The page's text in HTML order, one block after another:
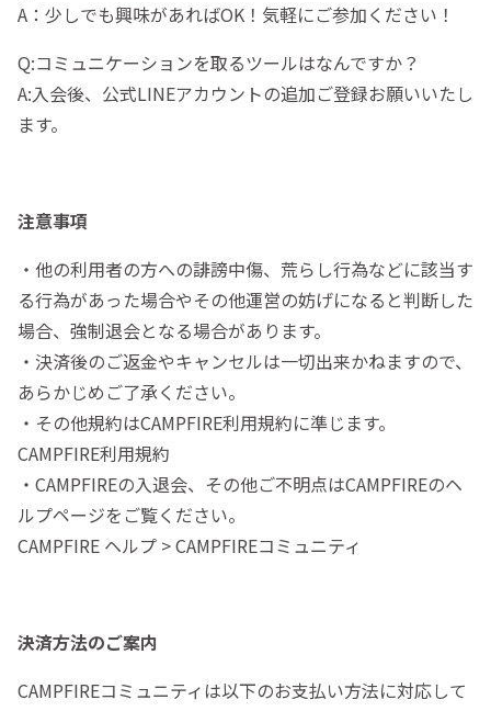
A：少しでも興味があればOK！気軽にご参加ください！
Q:コミュニケーションを取るツールはなんですか？
A:入会後、公式LINEアカウントの追加ご登録お願いいたし
ます。
注意事項
・他の利用者の方への誹謗中傷、荒らし行為などに該当す
る行為があった場合やその他運営の妨げになると判断した
場合、強制退会となる場合があります。
・決済後のご返金やキャンセルは一切出来かねますので、
あらかじめご了承ください。
・その他規約はCAMPFIRE利用規約に準じます。
CAMPFIRE利用規約
・CAMPFIREの入退会、その他ご不明点はCAMPFIREのヘ
ルプページをご覧ください。
CAMPFIRE ヘルプ > CAMPFIREコミュニティ
決済方法のご案内
CAMPFIREコミュニティは以下のお支払い方法に対応して